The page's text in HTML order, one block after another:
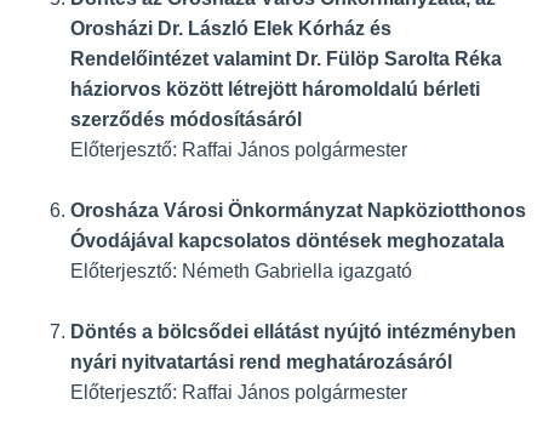
Orosházi Dr. László Elek Kórház és
Rendelőintézet valamint Dr. Fülöp Sarolta Réka
háziorvos között létrejött háromoldalú bérleti
szerződés módosításáról
Előterjesztő: Raffai János polgármester
Orosháza Városi Önkormányzat Napköziotthonos
Óvodájával kapcsolatos döntések meghozatala
Előterjesztő: Németh Gabriella igazgató
Döntés a bölcsődei ellátást nyújtó intézményben
nyári nyitvatartási rend meghatározásáról
Előterjesztő: Raffai János polgármester